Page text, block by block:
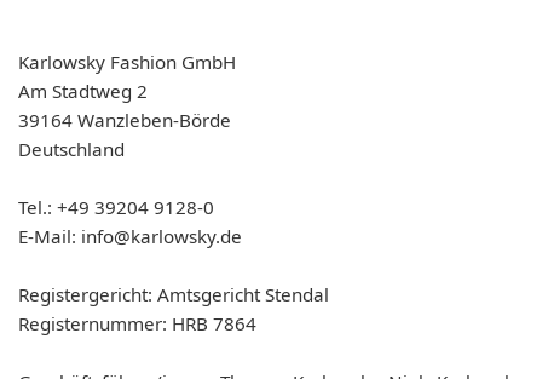
Karlowsky Fashion GmbH
Am Stadtweg 2
39164 Wanzleben-Börde
Deutschland
Tel.: +49 39204 9128-0
E-Mail: info@karlowsky.de
Registergericht: Amtsgericht Stendal
Registernummer: HRB 7864